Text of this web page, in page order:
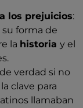
los prejuicios:
forma de
la historia y el
verdad si no
la clave para
llamaban